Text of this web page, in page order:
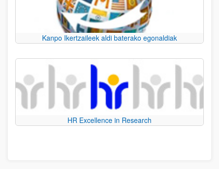
Kanpo Ikertzaileek aldi baterako egonaldiak
HR Excellence in Research